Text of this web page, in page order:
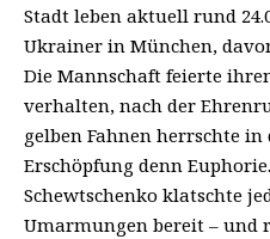
Stadt leben aktuell rund
Ukrainer in München,
Die Mannschaft feierte
verhalten, nach der
gelben Fahnen herrschte in
Erschöpfung denn
Schewtschenko klatschte
Umarmungen bereit – und